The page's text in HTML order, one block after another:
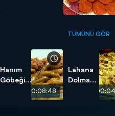
TÜMÜNÜ GÖR
Hanım
Göbeği
00:08:48
Lahana
Dolması